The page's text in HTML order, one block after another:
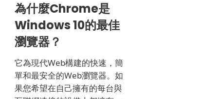
為什麼Chrome是
Windows 10的最佳
瀏覽器？
它為現代Web構建的快速，簡
單和最安全的Web瀏覽器。 如
果您希望在自己擁有的每台與